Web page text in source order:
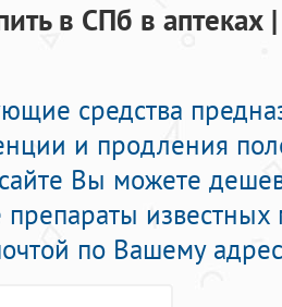
в СПб в аптеках
средства
и продления
Вы можете
препараты
по Вашему